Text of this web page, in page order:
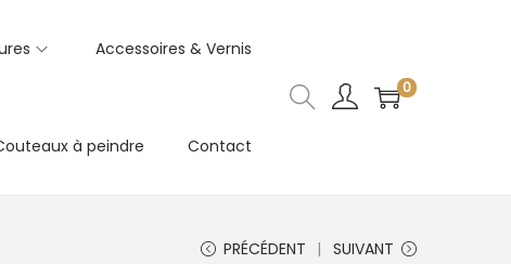
Accessoires & Vernis
à peindre Contact
0
PRÉCÉDENT SUIVANT